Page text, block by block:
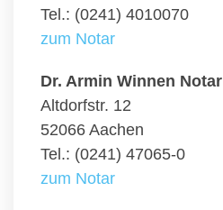
Tel.: (0241) 4010070
zum Notar
Dr. Armin Winnen Notar
Altdorfstr. 12
52066 Aachen
Tel.: (0241) 47065-0
zum Notar